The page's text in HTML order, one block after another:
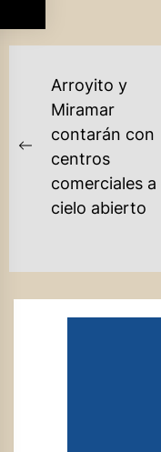
NAVEGACIÓN
ENTRADAS
Previous
post:
Arroyito y
Miramar
contarán con
centros
comerciales a
cielo abierto